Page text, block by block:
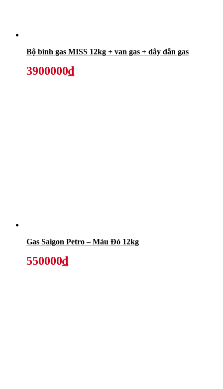
Bộ bình gas MISS 12kg + van gas + dây dẫn gas
3900000₫
Gas Saigon Petro – Màu Đỏ 12kg
550000₫